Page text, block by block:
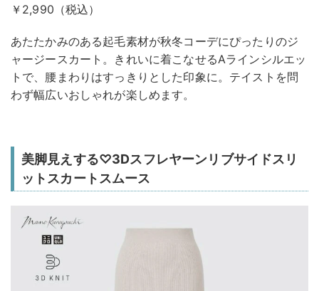
￥2,990（税込）
あたたかみのある起毛素材が秋冬コーデにぴったりのジ
ャージースカート。きれいに着こなせるAラインシルエッ
トで、腰まわりはすっきりとした印象に。テイストを問
わず幅広いおしゃれが楽しめます。
美脚見えする♡3Dスフレヤーンリブサイドスリ
ットスカートスムース